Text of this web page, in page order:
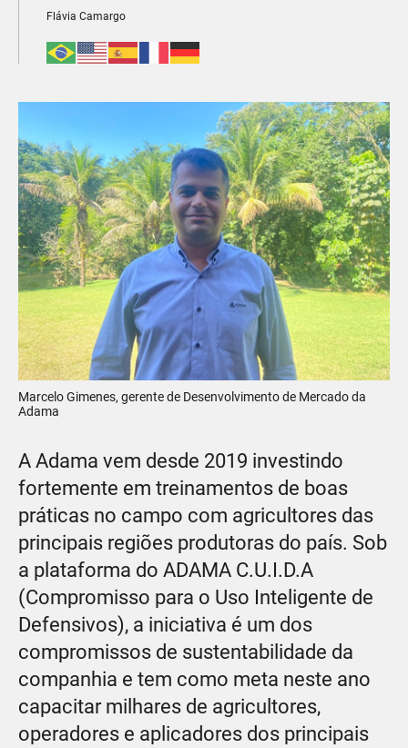
Flávia Camargo
Marcelo Gimenes, gerente de Desenvolvimento de Mercado da
Adama
A Adama vem desde 2019 investindo
fortemente em treinamentos de boas
práticas no campo com agricultores das
principais regiões produtoras do país. Sob
a plataforma do ADAMA C.U.I.D.A
(Compromisso para o Uso Inteligente de
Defensivos), a iniciativa é um dos
compromissos de sustentabilidade da
companhia e tem como meta neste ano
capacitar milhares de agricultores,
operadores e aplicadores dos principais